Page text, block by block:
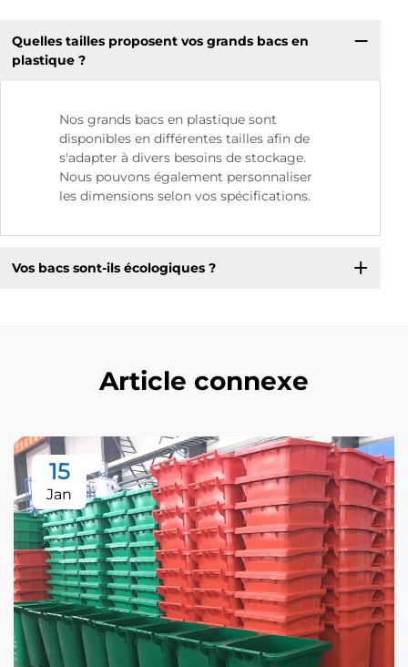
Quelles tailles proposent vos grands bacs en
plastique ?
Nos grands bacs en plastique sont
disponibles en différentes tailles afin de
s'adapter à divers besoins de stockage.
Nous pouvons également personnaliser
les dimensions selon vos spécifications.
Vos bacs sont-ils écologiques ?
Article connexe
15
Jan